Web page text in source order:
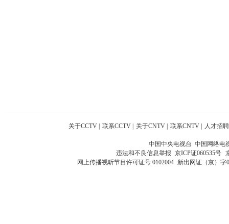
关于CCTV 联系CCTV 关于CNTV 联系CNTV 人才招聘
中国中央电视台 中国网络电
违法和不良信息举报 京ICP证060535号
网上传播视听节目许可证号 0102004 新出网证（京）